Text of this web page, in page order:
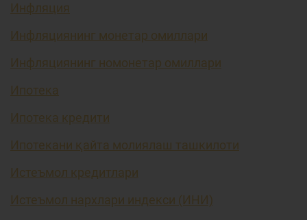
Инфляция
Инфляциянинг монетар омиллари
Инфляциянинг номонетар омиллари
Ипотека
Ипотека кредити
Ипотекани қайта молиялаш ташкилоти
Истеъмол кредитлари
Истеъмол нархлари индекси (ИНИ)